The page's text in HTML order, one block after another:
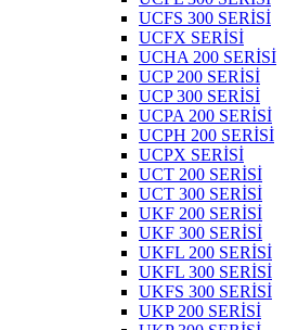
UCFS 300 SERİSİ
UCFX SERİSİ
UCHA 200 SERİSİ
UCP 200 SERİSİ
UCP 300 SERİSİ
UCPA 200 SERİSİ
UCPH 200 SERİSİ
UCPX SERİSİ
UCT 200 SERİSİ
UCT 300 SERİSİ
UKF 200 SERİSİ
UKF 300 SERİSİ
UKFL 200 SERİSİ
UKFL 300 SERİSİ
UKFS 300 SERİSİ
UKP 200 SERİSİ